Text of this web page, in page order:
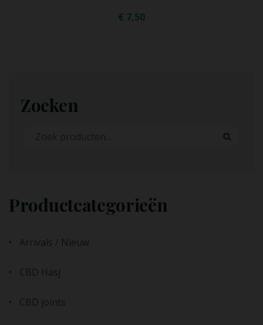
€7,50
Zoeken
Zoeken
Productcategorieën
Arrivals / Nieuw
CBD Hasj
CBD joints